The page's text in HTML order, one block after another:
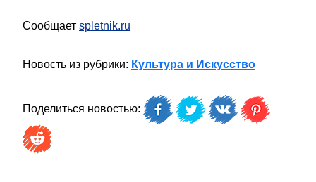
Сообщает spletnik.ru
Новость из рубрики: Культура и Искусство
Поделиться новостью: